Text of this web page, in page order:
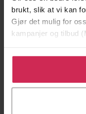
brukt, slik at vi kan
Gjør det mulig for
kampanjer og tilbud
Klikk på «Godta
bruke cookies for
tilpasse ditt